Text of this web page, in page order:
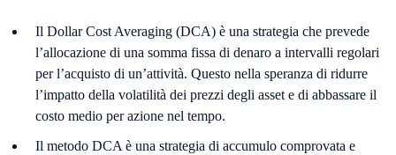
Il Dollar Cost Averaging (DCA) è una strategia che prevede
l’allocazione di una somma fissa di denaro a intervalli regolari
per l’acquisto di un’attività. Questo nella speranza di ridurre
l’impatto della volatilità dei prezzi degli asset e di abbassare il
costo medio per azione nel tempo.
Il metodo DCA è una strategia di accumulo comprovata e